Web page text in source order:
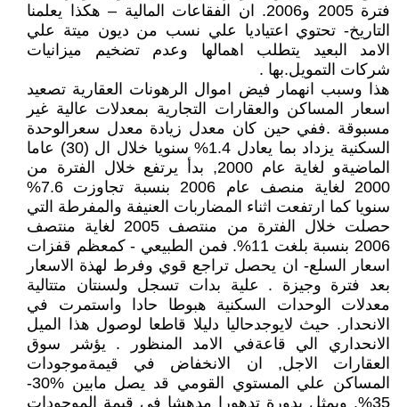
فترة 2005 و2006. ان الفقاعات المالية – هكذا يعلمنا
التاريخ- تحتوي اعتياديا علي نسب من ديون ميتة علي
الامد البعيد يتطلب اهمالها وعدم تضخيم ميزانيات
شركات التمويل.بها .
هذا وسبب انهمار فيض اموال الرهونات العقارية تصعيد
اسعار المساكن والعقارات التجارية بمعدلات عالية غير
مسبوقة .ففي حين كان معدل زيادة معدل سعرالوحدة
السكنية يزداد بما يعادل 1.4% سنويا خلال ال (30) عاما
الماضيةو لغاية عام 2000, بدأ يرتفع خلال الفترة من
2000 لغاية منصف عام 2006 بنسبة تجاوزت 7.6%
سنويا كما ارتفعت اثناء المضاربات العنيفة والمفرطة التي
حصلت خلال الفترة من منتصف 2005 لغاية منتصف
2006 بنسبة بلغت 11%. فمن الطبيعي - كمعظم قفزات
اسعار السلع- ان يحصل تراجع قوي وفرط لهذة الاسعار
بعد فترة وجيزة . علية بدات تسجل ولسنتان متتالية
معدلات الوحدات السكنية هبوطا حادا واستمرت في
الانحدار. حيث لايوجدحاليا دليلا قاطعا لوصول هذا الميل
الانحداري الي قاعةفي الامد المنظور . يؤشر سوق
العقارات الاجل, ان الانخفاض في قيمةموجودات
المساكن علي المستوي القومي قد يصل مابين %30-
35%, ويمثل بدورة تدهورا مدهشا في قيمة الموجودات